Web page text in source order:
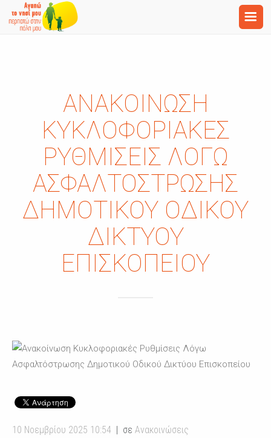
ΑΝΑΚΟΊΝΩΣΗ
ΚΥΚΛΟΦΟΡΙΑΚΈΣ
ΡΥΘΜΊΣΕΙΣ ΛΌΓΩ
ΑΣΦΑΛΤΌΣΤΡΩΣΗΣ
ΔΗΜΟΤΙΚΟΎ ΟΔΙΚΟΎ
ΔΙΚΤΎΟΥ
ΕΠΙΣΚΟΠΕΊΟΥ
10 Νοεμβρίου 2025 10:54 σε Ανακοινώσεις